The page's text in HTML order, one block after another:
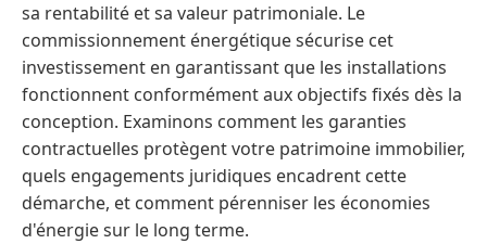
sa rentabilité et sa valeur patrimoniale. Le
commissionnement énergétique sécurise cet
investissement en garantissant que les installations
fonctionnent conformément aux objectifs fixés dès la
conception. Examinons comment les garanties
contractuelles protègent votre patrimoine immobilier,
quels engagements juridiques encadrent cette
démarche, et comment pérenniser les économies
d'énergie sur le long terme.